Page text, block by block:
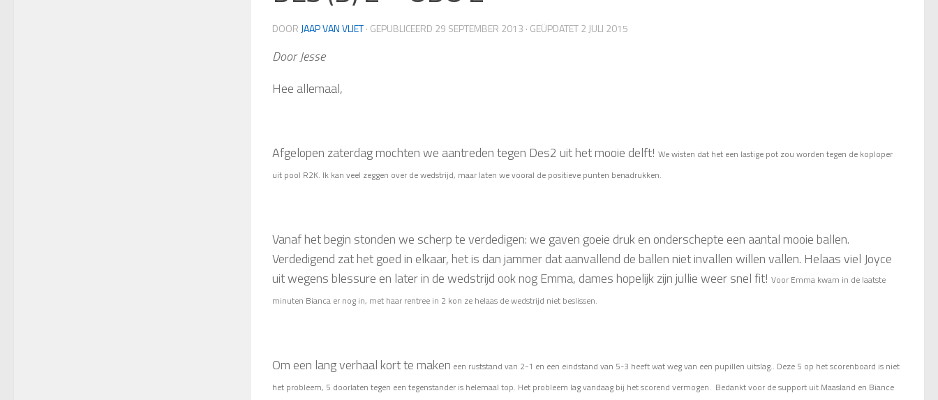
DOOR JAAP VAN VLIET· GEPUBLICEERD 29 SEPTEMBER 2013 · GEÜPDATET2 JULI 2015
Door Jesse
Hee allemaal,
Afgelopen zaterdag mochten we aantreden tegen Des2 uit het mooie delft! We wisten dat het een lastige pot zou worden tegen de koploper
uit pool R2K. Ik kan veel zeggen over de wedstrijd, maar laten we vooral de positieve punten benadrukken.
Vanaf het begin stonden we scherp te verdedigen: we gaven goeie druk en onderschepte een aantal mooie ballen.
Verdedigend zat het goed in elkaar, het is dan jammer dat aanvallend de ballen niet invallen willen vallen. Helaas viel Joyce
uit wegens blessure en later in de wedstrijd ook nog Emma, dames hopelijk zijn jullie weer snel fit! Voor Emma kwam in de laatste
minuten Bianca er nog in, met haar rentree in 2 kon ze helaas de wedstrijd niet beslissen.
Om een lang verhaal kort te maken een ruststand van 2-1 en een eindstand van 5-3 heeft wat weg van een pupillen uitslag.. Deze 5 op het scorenboard is niet
het probleem, 5 doorlaten tegen een tegenstander is helemaal top. Het probleem lag vandaag bij het scorend vermogen. Bedankt voor de support uit Maasland en Biance